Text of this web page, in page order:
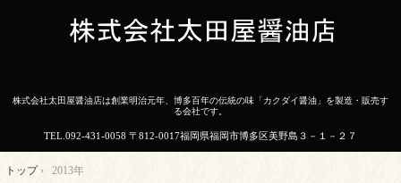
株式会社太田屋醤油店は創業明治元年、博多百年の伝統の味「カクダイ醤油」を製造・販売す
る会社です。
TEL. 092-431-0058 〒812-0017福岡県福岡市博多区美野島３－１－２７
トップ› 2013年